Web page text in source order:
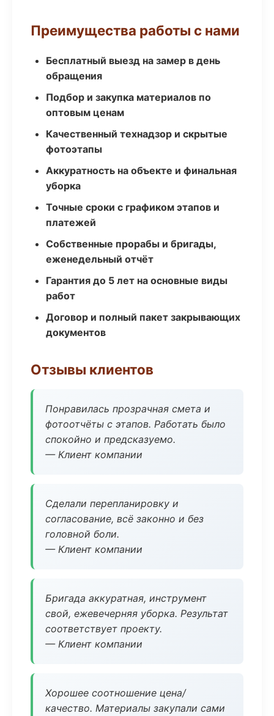
Преимущества работы с нами
Бесплатный выезд на замер в день
обращения
Подбор и закупка материалов по
оптовым ценам
Качественный технадзор и скрытые
фотоэтапы
Аккуратность на объекте и финальная
уборка
Точные сроки с графиком этапов и
платежей
Собственные прорабы и бригады,
еженедельный отчёт
Гарантия до 5 лет на основные виды
работ
Договор и полный пакет закрывающих
документов
Отзывы клиентов
Понравилась прозрачная смета и
фотоотчёты с этапов. Работать было
спокойно и предсказуемо.
— Клиент компании
Сделали перепланировку и
согласование, всё законно и без
головной боли.
— Клиент компании
Бригада аккуратная, инструмент
свой, ежевечерняя уборка. Результат
соответствует проекту.
— Клиент компании
Хорошее соотношение цена/
качество. Материалы закупали сами